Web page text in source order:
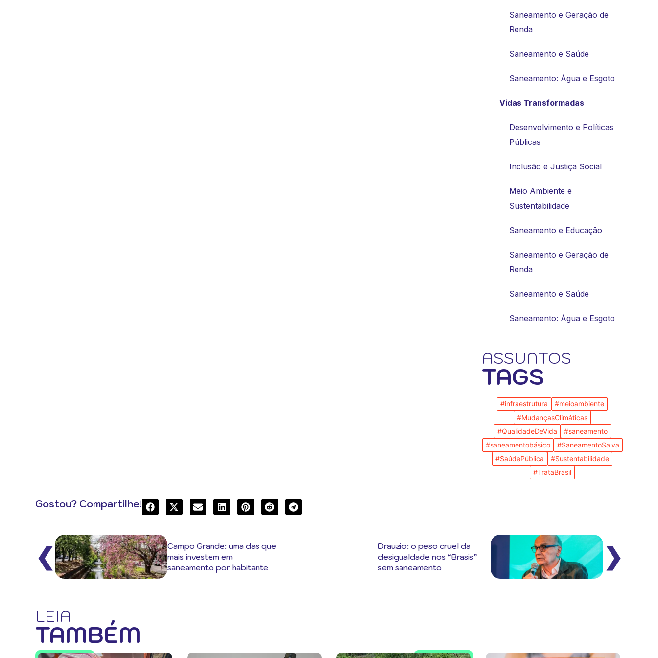
Saneamento e Geração de
Renda
Saneamento e Saúde
Saneamento: Água e Esgoto
Vidas Transformadas
Desenvolvimento e Políticas
Públicas
Inclusão e Justiça Social
Meio Ambiente e
Sustentabilidade
Saneamento e Educação
Saneamento e Geração de
Renda
Saneamento e Saúde
Saneamento: Água e Esgoto
ASSUNTOS
TAGS
#infraestrutura
#meioambiente
#MudançasClimáticas
#QualidadeDeVida
#saneamento
#saneamentobásico
#SaneamentoSalva
#SaúdePública
#Sustentabilidade
#TrataBrasil
Gostou? Compartilhe!
❮
Campo Grande: uma das que
mais investem em
saneamento por habitante
Drauzio: o peso cruel da
desigualdade nos “Brasis”
sem saneamento
❯
LEIA
TAMBÉM